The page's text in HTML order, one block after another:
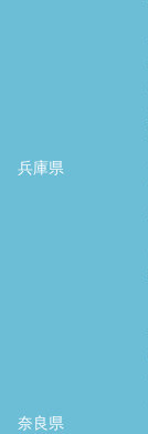
兵庫県
奈良県